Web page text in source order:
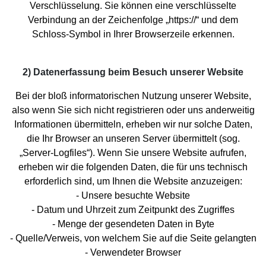
Verschlüsselung. Sie können eine verschlüsselte
Verbindung an der Zeichenfolge „https://“ und dem
Schloss-Symbol in Ihrer Browserzeile erkennen.
2) Datenerfassung beim Besuch unserer Website
Bei der bloß informatorischen Nutzung unserer Website,
also wenn Sie sich nicht registrieren oder uns anderweitig
Informationen übermitteln, erheben wir nur solche Daten,
die Ihr Browser an unseren Server übermittelt (sog.
„Server-Logfiles“). Wenn Sie unsere Website aufrufen,
erheben wir die folgenden Daten, die für uns technisch
erforderlich sind, um Ihnen die Website anzuzeigen:
- Unsere besuchte Website
- Datum und Uhrzeit zum Zeitpunkt des Zugriffes
- Menge der gesendeten Daten in Byte
- Quelle/Verweis, von welchem Sie auf die Seite gelangten
- Verwendeter Browser